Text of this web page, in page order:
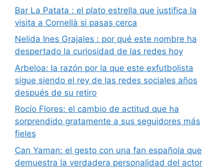
Bar La Patata : el plato estrella que justifica la
visita a Cornellà si pasas cerca
Nelida Ines Grajales : por qué este nombre ha
despertado la curiosidad de las redes hoy
Arbeloa: la razón por la que este exfutbolista
sigue siendo el rey de las redes sociales años
después de su retiro
Rocío Flores: el cambio de actitud que ha
sorprendido gratamente a sus seguidores más
fieles
Can Yaman: el gesto con una fan española que
demuestra la verdadera personalidad del actor